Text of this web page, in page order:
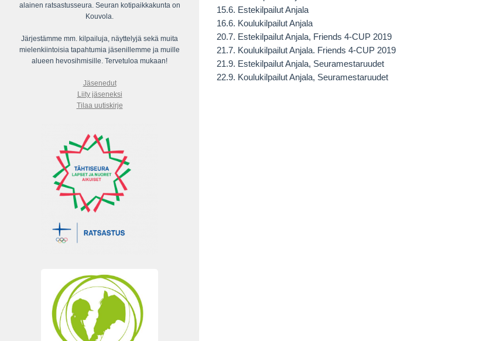
15.6. Estekilpailut Anjala
16.6. Koulukilpailut Anjala
20.7. Estekilpailut Anjala, Friends 4-CUP 2019
21.7. Koulukilpailut Anjala. Friends 4-CUP 2019
21.9. Estekilpailut Anjala, Seuramestaruudet
22.9. Koulukilpailut Anjala, Seuramestaruudet
alainen ratsastusseura. Seuran kotipaikkakunta on
Kouvola.
Järjestämme mm. kilpailuja, näyttelyjä sekä muita
mielenkiintoisia tapahtumia jäsenillemme ja muille
alueen hevosihmisille. Tervetuloa mukaan!
Jäsenedut
Liity jäseneksi
Tilaa uutiskirje